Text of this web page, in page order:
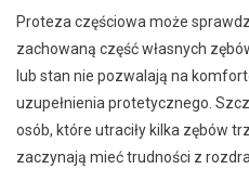
Proteza częściowa może
zachowaną część własnych
lub stan nie pozwalają na
uzupełnienia protetycznego.
osób, które utraciły kilka zębów
zaczynają mieć trudności z